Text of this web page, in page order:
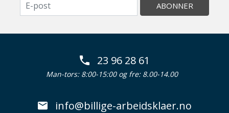
ABONNER
23 96 28 61
Man-tors: 8:00-15:00 og fre: 8.00-14.00
info@billige-arbeidsklaer.no